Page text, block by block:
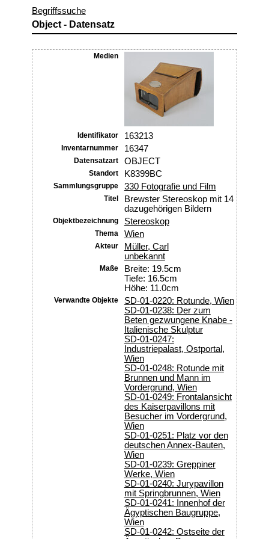
Begriffssuche
Object - Datensatz
Medien
Identifikator 163213
Inventarnummer 16347
Datensatzart OBJECT
Standort K8399BC
Sammlungsgruppe 330 Fotografie und Film
Titel
Brewster Stereoskop mit 14
dazugehörigen Bildern
Objektbezeichnung Stereoskop
Thema Wien
Akteur
Müller, Carl
unbekannt
Maße
Breite: 19.5cm
Tiefe: 16.5cm
Höhe: 11.0cm
Verwandte Objekte
SD-01-0220: Rotunde, Wien
SD-01-0238: Der zum
Beten gezwungene Knabe -
Italienische Skulptur
SD-01-0247:
Industriepalast, Ostportal,
Wien
SD-01-0248: Rotunde mit
Brunnen und Mann im
Vordergrund, Wien
SD-01-0249: Frontalansicht
des Kaiserpavillons mit
Besucher im Vordergrund,
Wien
SD-01-0251: Platz vor den
deutschen Annex-Bauten,
Wien
SD-01-0239: Greppiner
Werke, Wien
SD-01-0240: Jurypavillon
mit Springbrunnen, Wien
SD-01-0241: Innenhof der
Ägyptischen Baugruppe,
Wien
SD-01-0242: Ostseite der